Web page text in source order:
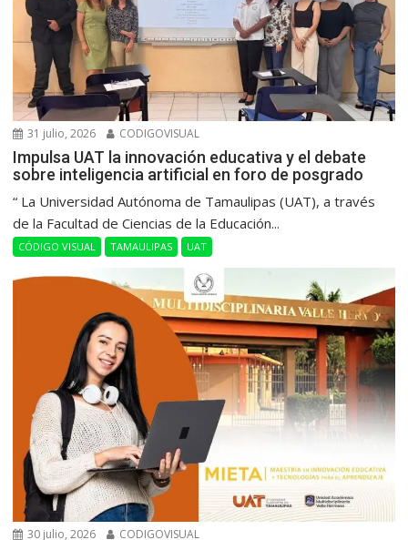
31 julio, 2026 CODIGOVISUAL
Impulsa UAT la innovación educativa y el debate
sobre inteligencia artificial en foro de posgrado
“ La Universidad Autónoma de Tamaulipas (UAT), a través
de la Facultad de Ciencias de la Educación...
CÓDIGO VISUAL TAMAULIPAS UAT
30 julio, 2026 CODIGOVISUAL